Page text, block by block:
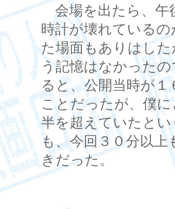
会場を出たら、午
時計が壊れている
た場面もありはし
う記憶はなかった
ると、公開当時が
ことだったが、僕
半を超えていたと
も、今回３０分以
きだった。